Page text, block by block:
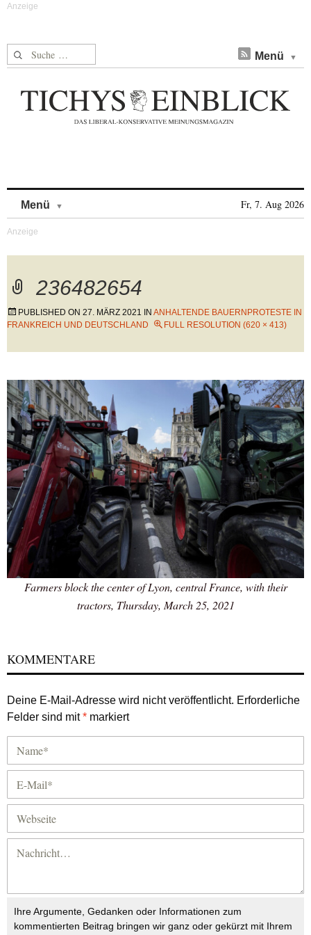
Suche nach: Menü
Menü Fr, 7. Aug 2026
236482654
PUBLISHED ON 27. MÄRZ 2021 IN ANHALTENDE BAUERNPROTESTE IN
FRANKREICH UND DEUTSCHLAND
FULL RESOLUTION (620 × 413)
Farmers block the center of Lyon, central France, with their
tractors, Thursday, March 25, 2021
KOMMENTARE
Deine E-Mail-Adresse wird nicht veröffentlicht. Erforderliche
Felder sind mit* markiert
Ihre Argumente, Gedanken oder Informationen zum
kommentierten Beitrag bringen wir ganz oder gekürzt mit Ihrem